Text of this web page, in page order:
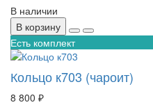
В наличии
В корзину
Есть комплект
Кольцо к703 (чароит)
8 800 ₽